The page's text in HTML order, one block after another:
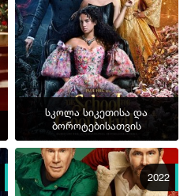
სკოლა სიკეთისა და
ბოროტებისათვის
2022